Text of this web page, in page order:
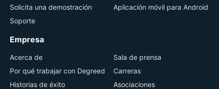
Solicita una demostración
Soporte
Aplicación móvil para Android
Empresa
Acerca de
Por qué trabajar con Degreed
Historias de éxito
Sala de prensa
Carreras
Asociaciones